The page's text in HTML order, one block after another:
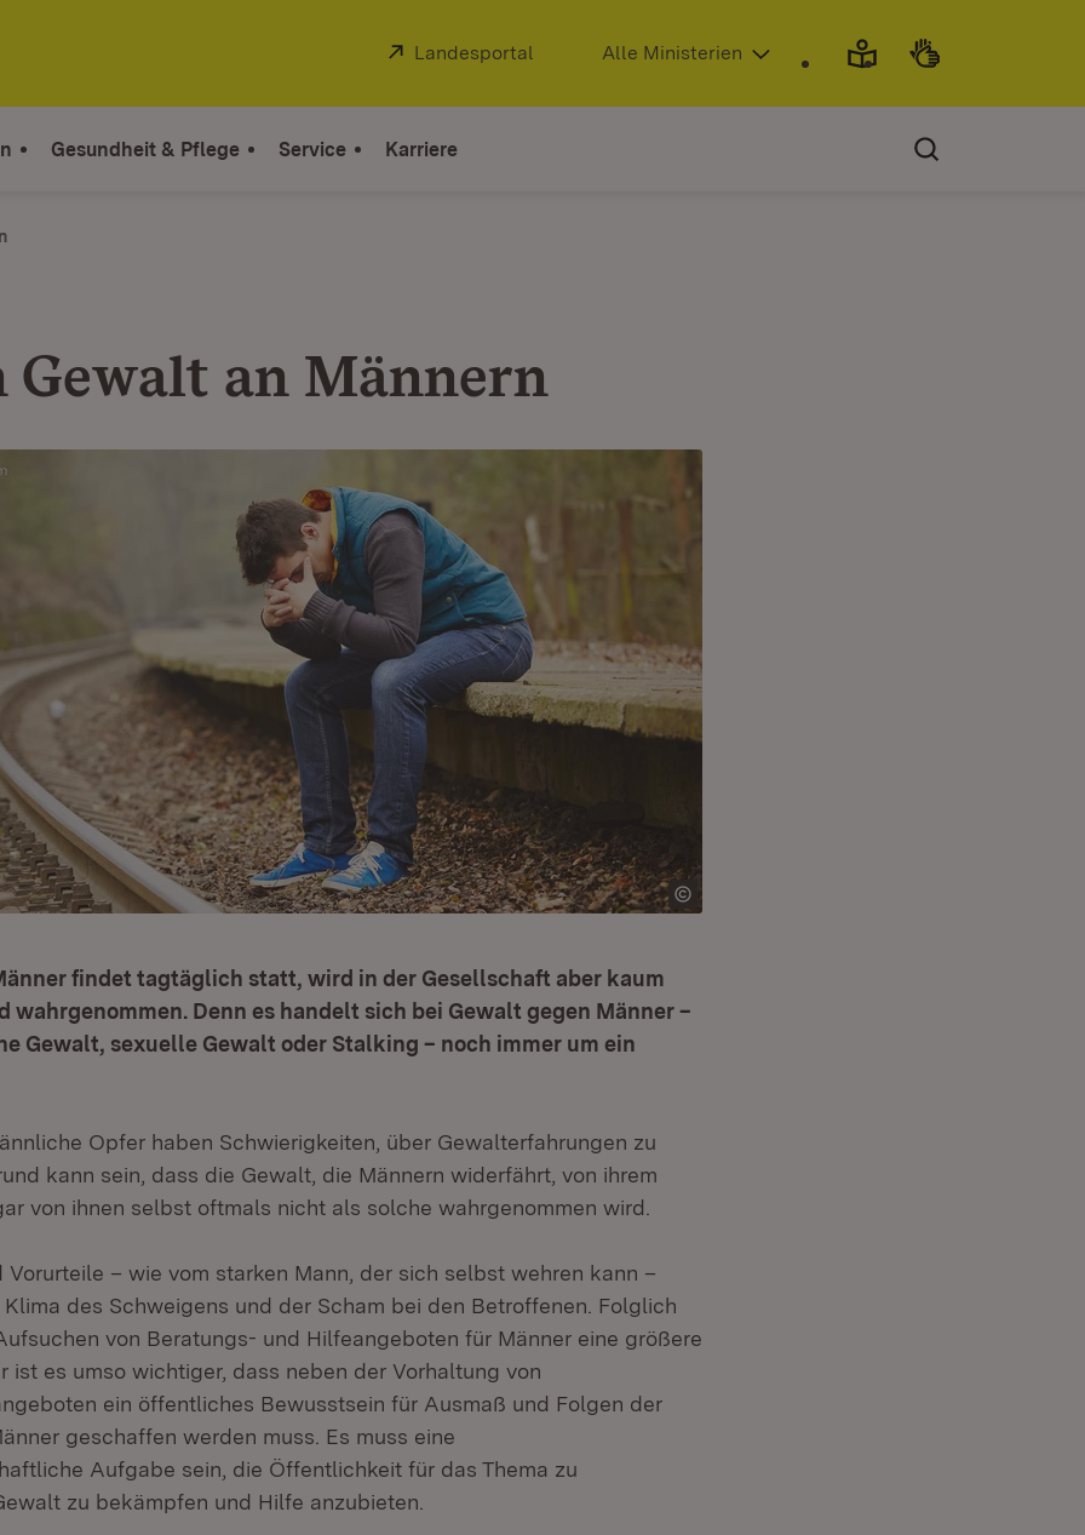
Extern:
Landesportal (Öffnet in neuem Fenster)
Alle Ministerien
Gesundheit & Pflege Service Karriere
Gewalt an Männern
findet tagtäglich statt, wird in der Gesellschaft aber kaum
wahrgenommen. Denn es handelt sich bei Gewalt gegen Männer –
Gewalt, sexuelle Gewalt oder Stalking – noch immer um ein
Opfer haben Schwierigkeiten, über Gewalterfahrungen zu
kann sein, dass die Gewalt, die Männern widerfährt, von ihrem
von ihnen selbst oftmals nicht als solche wahrgenommen wird.
– wie vom starken Mann, der sich selbst wehren kann –
des Schweigens und der Scham bei den Betroffenen. Folglich
von Beratungs- und Hilfeangeboten für Männer eine größere
ist es umso wichtiger, dass neben der Vorhaltung von
ein öffentliches Bewusstsein für Ausmaß und Folgen der
geschaffen werden muss. Es muss eine
Aufgabe sein, die Öffentlichkeit für das Thema zu
zu bekämpfen und Hilfe anzubieten.